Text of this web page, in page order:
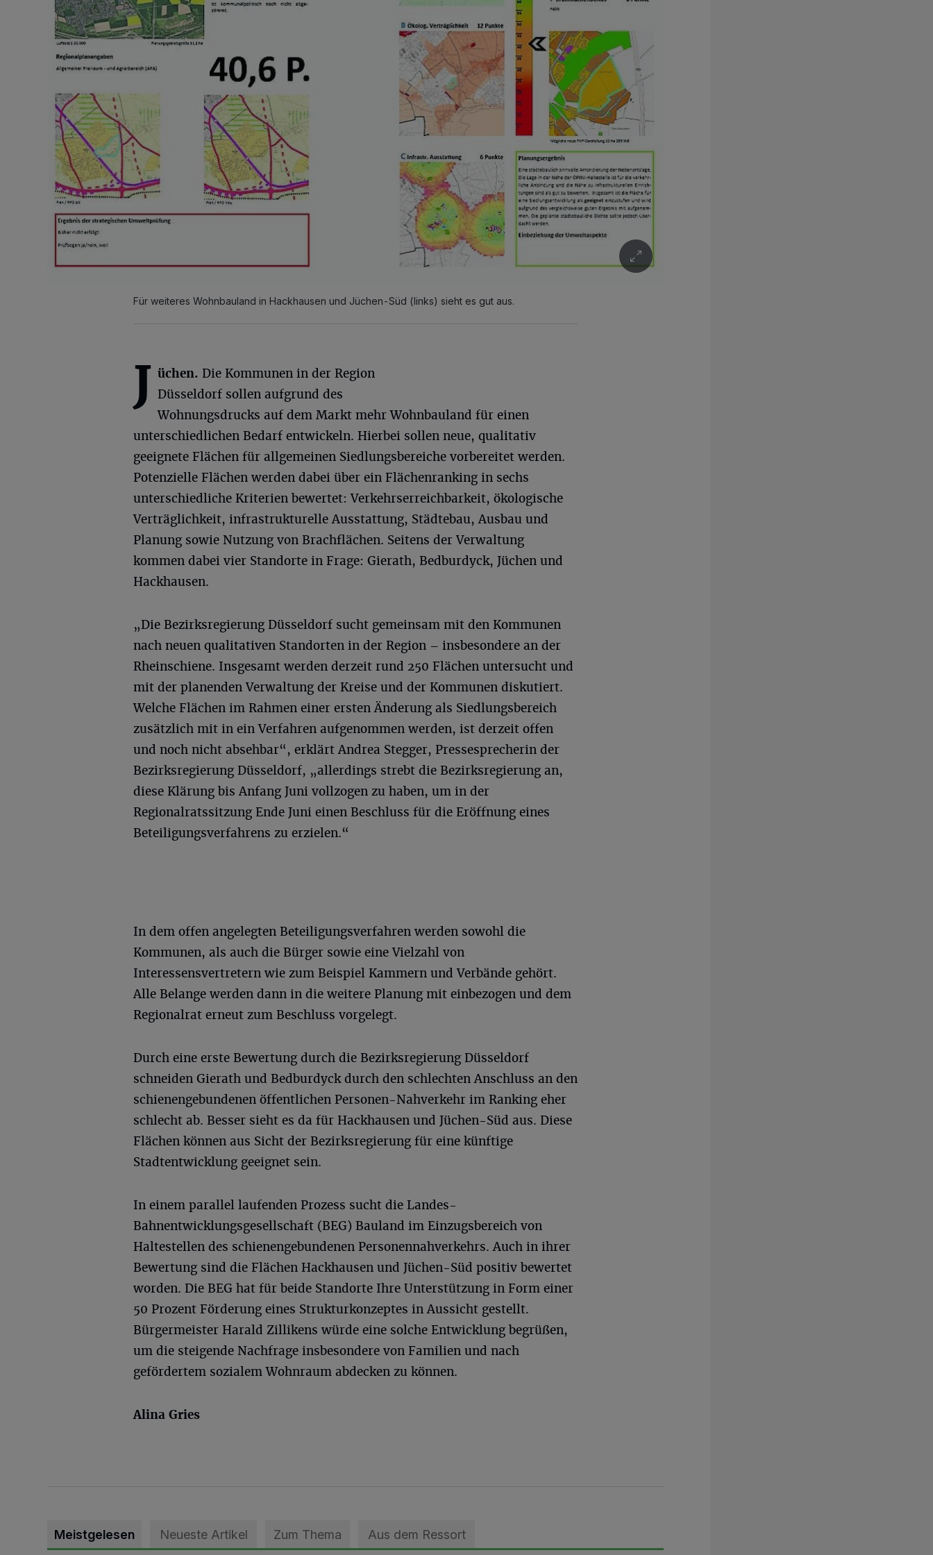
Für weiteres Wohnbauland in Hackhausen und Jüchen-Süd (links) sieht es gut aus.
J üchen. Die Kommunen in der Region
Düsseldorf sollen aufgrund des
Wohnungsdrucks auf dem Markt mehr Wohnbauland für einen
unterschiedlichen Bedarf entwickeln. Hierbei sollen neue, qualitativ
geeignete Flächen für allgemeinen Siedlungsbereiche vorbereitet werden.
Potenzielle Flächen werden dabei über ein Flächenranking in sechs
unterschiedliche Kriterien bewertet: Verkehrserreichbarkeit, ökologische
Verträglichkeit, infrastrukturelle Ausstattung, Städtebau, Ausbau und
Planung sowie Nutzung von Brachflächen. Seitens der Verwaltung
kommen dabei vier Standorte in Frage: Gierath, Bedburdyck, Jüchen und
Hackhausen.
„Die Bezirksregierung Düsseldorf sucht gemeinsam mit den Kommunen
nach neuen qualitativen Standorten in der Region – insbesondere an der
Rheinschiene. Insgesamt werden derzeit rund 250 Flächen untersucht und
mit der planenden Verwaltung der Kreise und der Kommunen diskutiert.
Welche Flächen im Rahmen einer ersten Änderung als Siedlungsbereich
zusätzlich mit in ein Verfahren aufgenommen werden, ist derzeit offen
und noch nicht absehbar“, erklärt Andrea Stegger, Pressesprecherin der
Bezirksregierung Düsseldorf, „allerdings strebt die Bezirksregierung an,
diese Klärung bis Anfang Juni vollzogen zu haben, um in der
Regionalratssitzung Ende Juni einen Beschluss für die Eröffnung eines
Beteiligungsverfahrens zu erzielen.“
In dem offen angelegten Beteiligungsverfahren werden sowohl die
Kommunen, als auch die Bürger sowie eine Vielzahl von
Interessensvertretern wie zum Beispiel Kammern und Verbände gehört.
Alle Belange werden dann in die weitere Planung mit einbezogen und dem
Regionalrat erneut zum Beschluss vorgelegt.
Durch eine erste Bewertung durch die Bezirksregierung Düsseldorf
schneiden Gierath und Bedburdyck durch den schlechten Anschluss an den
schienengebundenen öffentlichen Personen-Nahverkehr im Ranking eher
schlecht ab. Besser sieht es da für Hackhausen und Jüchen-Süd aus. Diese
Flächen können aus Sicht der Bezirksregierung für eine künftige
Stadtentwicklung geeignet sein.
In einem parallel laufenden Prozess sucht die Landes-
Bahnentwicklungsgesellschaft (BEG) Bauland im Einzugsbereich von
Haltestellen des schienengebundenen Personennahverkehrs. Auch in ihrer
Bewertung sind die Flächen Hackhausen und Jüchen-Süd positiv bewertet
worden. Die BEG hat für beide Standorte Ihre Unterstützung in Form einer
50 Prozent Förderung eines Strukturkonzeptes in Aussicht gestellt.
Bürgermeister Harald Zillikens würde eine solche Entwicklung begrüßen,
um die steigende Nachfrage insbesondere von Familien und nach
gefördertem sozialem Wohnraum abdecken zu können.
Alina Gries
Meistgelesen Neueste Artikel Zum Thema Aus dem Ressort